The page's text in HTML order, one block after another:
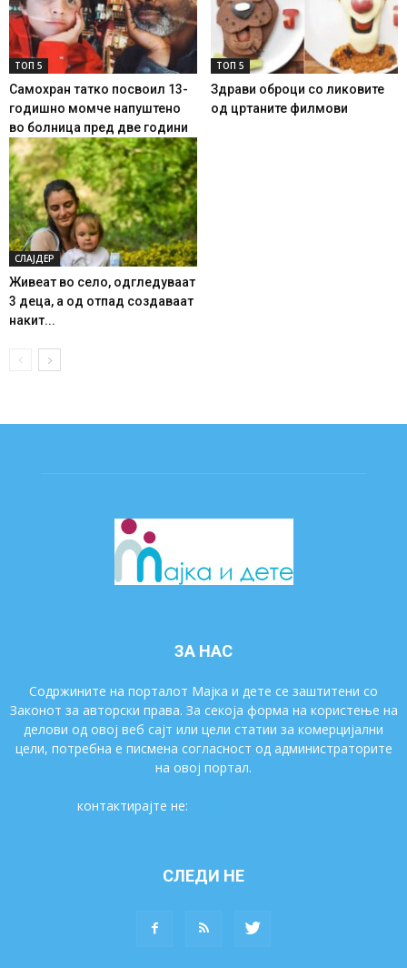
ТОП 5
Самохран татко посвоил 13-
годишно момче напуштено
во болница пред две години
ТОП 5
Здрави оброци со ликовите
од цртаните филмови
СЛАЈДЕР
Живеат во село, одгледуваат
3 деца, а од отпад создаваат
накит...
ЗА НАС
Содржините на порталот Мајка и дете се заштитени со
Законот за авторски права. За секоја форма на користење на
делови од овој веб сајт или цели статии за комерцијални
цели, потребна е писмена согласност од администраторите
на овој портал.
контактирајте не:
СЛЕДИ НЕ